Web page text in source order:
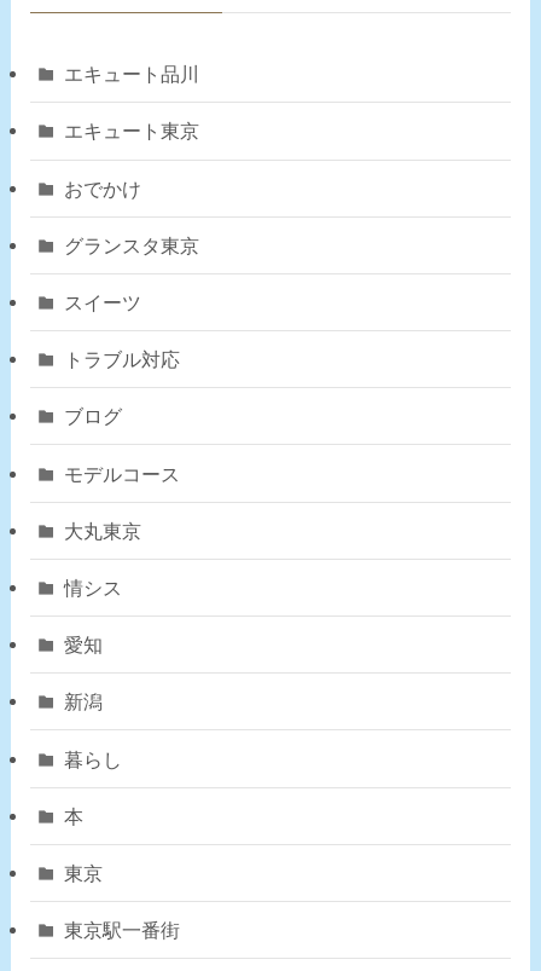
エキュート品川
エキュート東京
おでかけ
グランスタ東京
スイーツ
トラブル対応
ブログ
モデルコース
大丸東京
情シス
愛知
新潟
暮らし
本
東京
東京駅一番街